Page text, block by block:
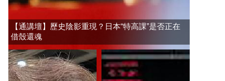
【通講壇】歷史陰影重現？日本“特高課”是否正在
借殼還魂